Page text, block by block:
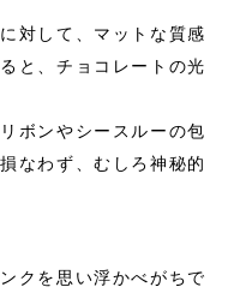
対して、マットな質感
と、チョコレートの光
ボンやシースルーの包
なわず、むしろ神秘的
クを思い浮かべがちで